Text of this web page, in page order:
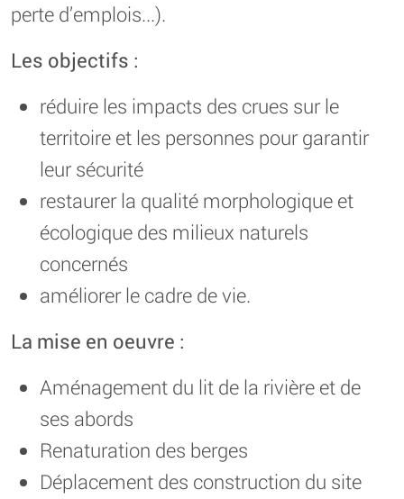
perte d’emplois...).
Les objectifs :
réduire les impacts des crues sur le
territoire et les personnes pour garantir
leur sécurité
restaurer la qualité morphologique et
écologique des milieux naturels
concernés
améliorer le cadre de vie.
La mise en oeuvre :
Aménagement du lit de la rivière et de
ses abords
Renaturation des berges
Déplacement des construction du site